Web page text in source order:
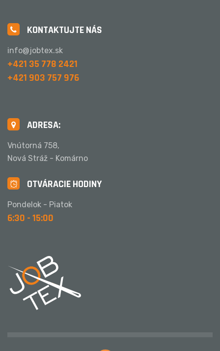
KONTAKTUJTE NÁS
info@jobtex.sk
+421 35 778 2421
+421 903 757 976
ADRESA:
Vnútorná 758,
Nová Stráž - Komárno
OTVÁRACIE HODINY
Pondelok - Piatok
6:30 - 15:00